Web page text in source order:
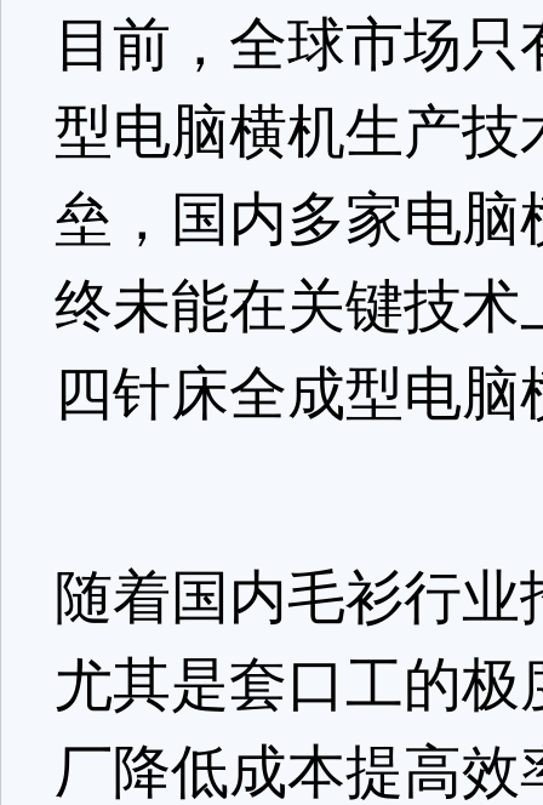
目前，全球市场只
型电脑横机生产
垒，国内多家电
终未能在关键技
四针床全成型电脑
随着国内毛衫行
尤其是套口工的
厂降低成本提高